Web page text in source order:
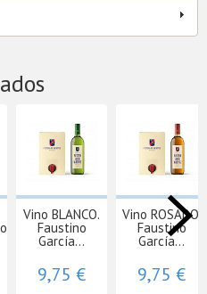
Vino BLANCO.
Faustino
García...
9,75 €
Vino ROSADO.
Faustino
García...
9,75 €